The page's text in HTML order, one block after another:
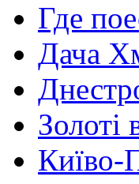
Где
Дача
Золоті
Київо-